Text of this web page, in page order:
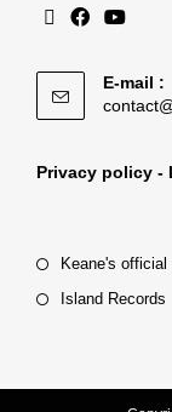
E-mail :
Privacy policy -
Keane's official
Island Records